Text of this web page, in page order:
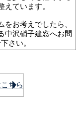
えています。
をお考えでしたら、
中沢硝子建窓へお問
さい。
ちら